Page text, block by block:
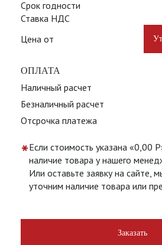
Срок годности
Ставка НДС
Цена от
ОПЛАТА
Наличный расчет
Безналичный расчет
Отсрочка платежа
*Если стоимость указана «0,00
наличие товара у нашего
Или оставьте заявку на сайте,
уточним наличие товара или
Заказать